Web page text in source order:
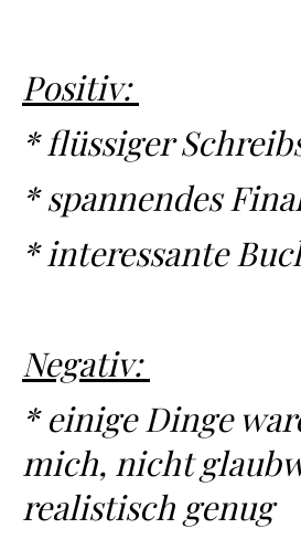
Positiv:
* flüssiger
* spannendes
* interessante
Negativ:
* einige Dinge
mich, nicht
realistisch genug